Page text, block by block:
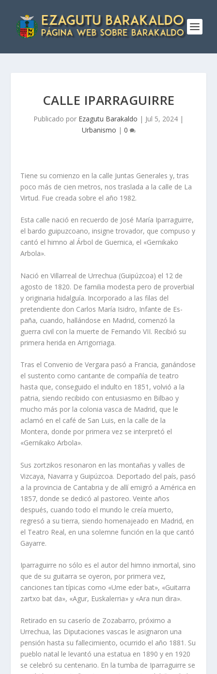
CALLE IPARRAGUIRRE
Publicado por Ezagutu Barakaldo | Jul 5, 2024 |
Urbanismo | 0
Tiene su comienzo en la calle Juntas Generales y, tras
poco más de cien metros, nos traslada a la calle de La
Virtud. Fue creada sobre el año 1982.
Esta calle nació en recuerdo de José María Iparraguirre,
el bardo guipuzcoano, insigne trovador, que compuso y
cantó el himno al Árbol de Guernica, el «Gernikako
Arbola».
Nació en Villarreal de Urrechua (Guipúzcoa) el 12 de
agosto de 1820. De familia modesta pero de proverbial
y originaria hidalguía. Incor­porado a las filas del
pretendiente don Carlos María Isidro, Infante de Es­
paña, cuando, hallándose en Madrid, comenzó la
guerra civil con la muerte de Fernando VII. Recibió su
primera herida en Arrigorriaga.
Tras el Convenio de Vergara pasó a Francia, ganándose
el sustento como cantante de compañía de teatro
hasta que, conseguido el indulto en 1851, volvió a la
patria, siendo recibido con entusiasmo en Bilbao y
mucho más por la colonia vasca de Madrid, que le
aclamó en el café de San Luis, en la calle de la
Montera, donde por primera vez se interpretó el
«Gernikako Arbola».
Sus zortzikos resonaron en las montañas y valles de
Vizcaya, Nava­rra y Guipúzcoa. Deportado del país, pasó
a la provincia de Cantabria y de allí emigró a América en
1857, donde se dedicó al pastoreo. Veinte años
después, cuando todo el mundo le creía muerto,
regresó a su tierra, siendo homenajeado en Madrid, en
el Teatro Real, en una solemne función en la que cantó
Gayarre.
Iparraguirre no sólo es el autor del himno inmortal, sino
que de su guitarra se oyeron, por primera vez,
canciones tan típicas como «Ume eder bat», «Guitarra
zartxo bat da», «Agur, Euskalerria» y «Ara nun dira».
Retirado en su caserío de Zozabarro, próximo a
Urrechua, las Dipu­taciones vascas le asignaron una
pensión hasta su fallecimiento, ocurrido el año 1881. Su
pueblo natal le levantó una estatua en 1890 y en 1920
se ce­lebró su centenario. En la tumba de Iparraguirre se